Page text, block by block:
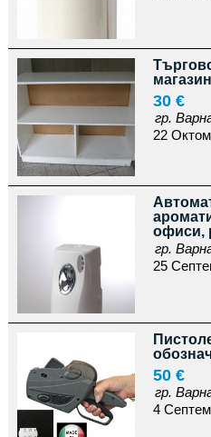
магазин
30 €
гр.
22
офиси,
гр.
25
50 €
гр.
4